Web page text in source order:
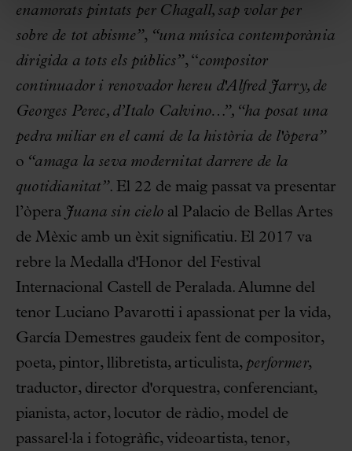
enamorats pintats per Chagall, sap volar per
sobre de tot abisme”, “una música contemporània
dirigida a tots els públics”, “compositor
continuador i renovador hereu d'Alfred Jarry, de
Georges Perec, d’Italo Calvino…”, “ha posat una
pedra miliar en el camí de la història de l'òpera”
o “amaga la seva modernitat darrere de la
quotidianitat”. El 22 de maig passat va presentar
l’òpera Juana sin cielo al Palacio de Bellas Artes
de Mèxic amb un èxit significatiu. El 2017 va
rebre la Medalla d'Honor del Festival
Internacional Castell de Peralada. Alumne del
tenor Luciano Pavarotti i apassionat per la vida,
García Demestres gaudeix fent de compositor,
poeta, pintor, llibretista, articulista, performer,
traductor, director d'orquestra, conferenciant,
pianista, actor, locutor de ràdio, model de
passarel·la i fotogràfic, videoartista, tenor,